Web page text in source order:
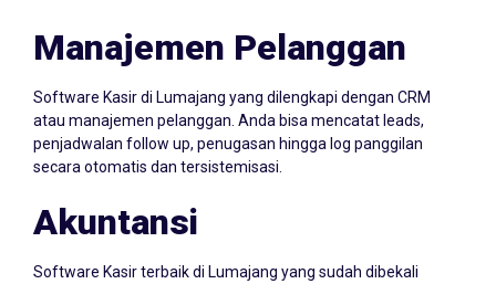
Manajemen Pelanggan
atau manajemen pelanggan. Anda bisa mencatat leads,
penjadwalan follow up, penugasan hingga log panggilan
secara otomatis dan tersistemisasi.
Akuntansi
akuntansi yang mempuni. Terlengkap dan terstruktur dengan